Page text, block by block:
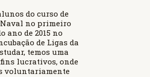
do curso de
no primeiro
ano de 2015 no
de Ligas da
temos uma
lucrativos, onde
voluntariamente